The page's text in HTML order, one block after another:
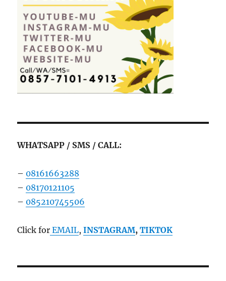
WHATSAPP / SMS / CALL:
– 08161663288
– 08170121105
– 085210745506
Click for EMAIL, INSTAGRAM, TIKTOK